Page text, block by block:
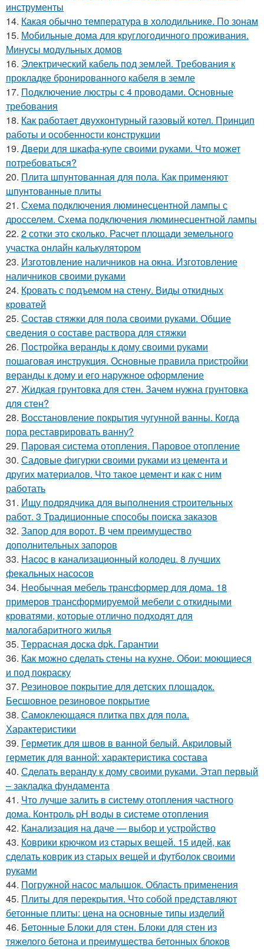
инструменты
14. Какая обычно температура в холодильнике. По зонам
15. Мобильные дома для круглогодичного проживания.
Минусы модульных домов
16. Электрический кабель под землей. Требования к
прокладке бронированного кабеля в земле
17. Подключение люстры с 4 проводами. Основные
требования
18. Как работает двухконтурный газовый котел. Принцип
работы и особенности конструкции
19. Двери для шкафа-купе своими руками. Что может
потребоваться?
20. Плита шпунтованная для пола. Как применяют
шпунтованные плиты
21. Схема подключения люминесцентной лампы с
дросселем. Схема подключения люминесцентной лампы
22. 2 сотки это сколько. Расчет площади земельного
участка онлайн калькулятором
23. Изготовление наличников на окна. Изготовление
наличников своими руками
24. Кровать с подъемом на стену. Виды откидных
кроватей
25. Состав стяжки для пола своими руками. Общие
сведения о составе раствора для стяжки
26. Постройка веранды к дому своими руками
пошаговая инструкция. Основные правила пристройки
веранды к дому и его наружное оформление
27. Жидкая грунтовка для стен. Зачем нужна грунтовка
для стен?
28. Восстановление покрытия чугунной ванны. Когда
пора реставрировать ванну?
29. Паровая система отопления. Паровое отопление
30. Садовые фигурки своими руками из цемента и
других материалов. Что такое цемент и как с ним
работать
31. Ищу подрядчика для выполнения строительных
работ. 3 Традиционные способы поиска заказов
32. Запор для ворот. В чем преимущество
дополнительных запоров
33. Насос в канализационный колодец. 8 лучших
фекальных насосов
34. Необычная мебель трансформер для дома. 18
примеров трансформируемой мебели с откидными
кроватями, которые отлично подходят для
малогабаритного жилья
35. Террасная доска dpk. Гарантии
36. Как можно сделать стены на кухне. Обои: моющиеся
и под покраску
37. Резиновое покрытие для детских площадок.
Бесшовное резиновое покрытие
38. Самоклеющаяся плитка пвх для пола.
Характеристики
39. Герметик для швов в ванной белый. Акриловый
герметик для ванной: характеристика состава
40. Сделать веранду к дому своими руками. Этап первый
– закладка фундамента
41. Что лучше залить в систему отопления частного
дома. Контроль pH воды в системе отопления
42. Канализация на даче — выбор и устройство
43. Коврики крючком из старых вещей. 15 идей, как
сделать коврик из старых вещей и футболок своими
руками
44. Погружной насос малышок. Область применения
45. Плиты для перекрытия. Что собой представляют
бетонные плиты: цена на основные типы изделий
46. Бетонные Блоки для стен. Блоки для стен из
тяжелого бетона и преимущества бетонных блоков